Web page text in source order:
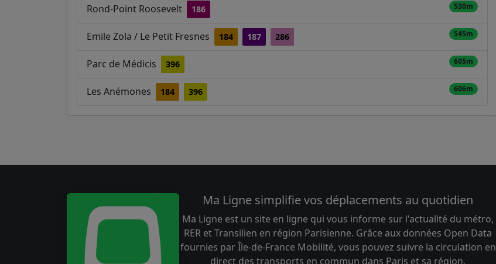
Rond-Point Roosevelt 186 530m
Emile Zola / Le Petit Fresnes 184 187 286 545m
Parc de Médicis 396 605m
Les Anémones 184 396 606m
Ma Ligne simplifie vos déplacements au quotidien
Ma Ligne est un site en ligne qui vous informe sur l'actualité du métro,
RER et Transilien en région Parisienne. Grâce aux données Open Data
fournies par Île-de-France Mobilité, vous pouvez suivre la circulation en
direct des transports en commun dans Paris et sa région.